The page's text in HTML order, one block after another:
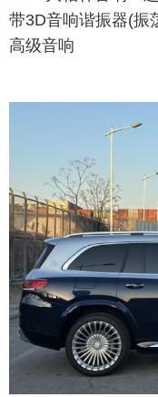
带3D音响谐振器(振
高级音响